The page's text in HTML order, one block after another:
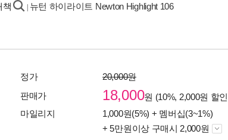
책 뉴턴 하이라이트 Newton Highlight 106
정가
20,000원
판매가
18,000원 (10%, 2,000원 할
마일리지
1,000원(5%) + 멤버십(3~1%)
+ 5만원이상 구매시 2,000원